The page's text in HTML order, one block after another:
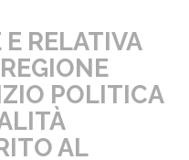
RELATIVA
POLITICA
AL